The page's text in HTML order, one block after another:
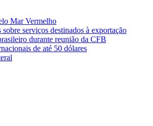
Mar Vermelho
serviços destinados à exportação
durante reunião da CFB
de até 50 dólares